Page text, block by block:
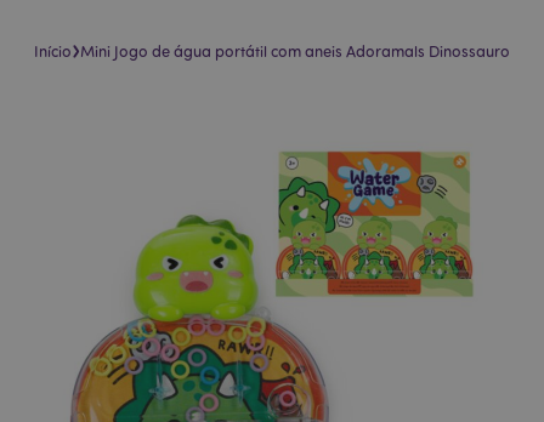
Início›Mini Jogo de água portátil com aneis Adoramals Dinossauro